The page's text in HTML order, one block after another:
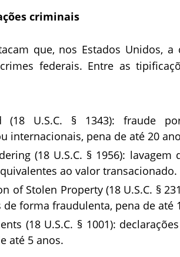
criminais
que, nos Estados Unidos,
federais. Entre as
(18 U.S.C. § 1343): fraude
internacionais, pena de até 20
(18 U.S.C. § 1956):
ao valor transacionado.
of Stolen Property (18 U.S.C. §
forma fraudulenta, pena de até
(18 U.S.C. § 1001):
até 5 anos.